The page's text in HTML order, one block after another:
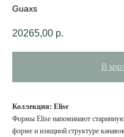
Guaxs
20265,00 р.
В
Коллекция: Elise
Формы Elise напоминают старинную
форме и изящной структуре